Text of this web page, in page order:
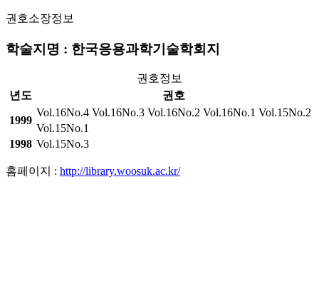
권호소장정보
학술지명 : 한국응용과학기술학회지
권호정보
년도
권호
1999
Vol.16No.4 Vol.16No.3 Vol.16No.2 Vol.16No.1 Vol.15No.2
Vol.15No.1
1998 Vol.15No.3
홈페이지 : http://library.woosuk.ac.kr/